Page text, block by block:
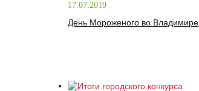
17.07.2019
День Мороженого во Владимире